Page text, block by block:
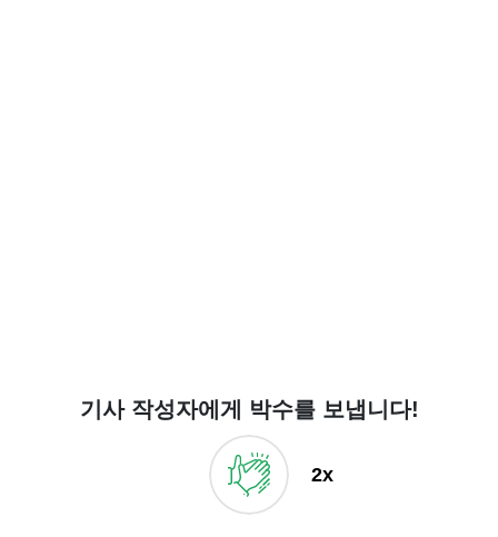
기사 작성자에게 박수를 보냅니다!
2x